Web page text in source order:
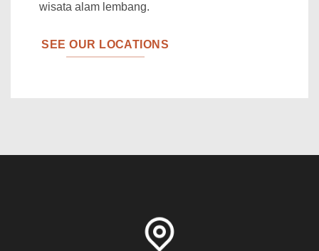
wisata alam lembang.
SEE OUR LOCATIONS